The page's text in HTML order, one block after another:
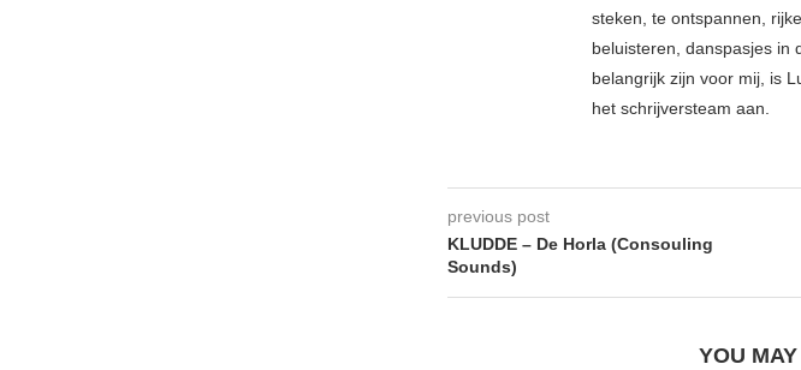
steken, te ontspannen,
beluisteren, danspasjes in
belangrijk zijn voor mij, is
het schrijversteam aan.
previous post
KLUDDE – De Horla (Consouling
Sounds)
YOU